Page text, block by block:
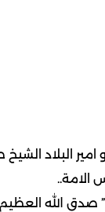
الشيخ
الامة..
صدق الله